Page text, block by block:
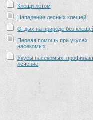
Клещи летом
Нападение лесных клещей
Отдых на природе без
Первая помощь при укусах
насекомых
Укусы насекомых:
лечение